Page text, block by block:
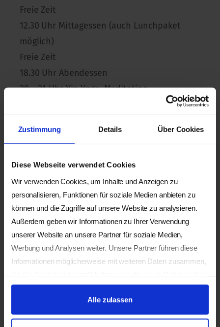
Zustimmung Details Über Cookies
Diese Webseite verwendet Cookies
Wir verwenden Cookies, um Inhalte und Anzeigen zu
personalisieren, Funktionen für soziale Medien anbieten zu
können und die Zugriffe auf unsere Website zu analysieren.
Außerdem geben wir Informationen zu Ihrer Verwendung
unserer Website an unsere Partner für soziale Medien,
Werbung und Analysen weiter. Unsere Partner führen diese
Informationen möglicherweise mit weiteren Daten zusammen,
Nutzung der Dienste gesammelt haben.
Alle zulassen
Freie Zeit
12.30 Uhr Mittagessen (auch Lunchpaket
möglich)
Freie Zeit
18.30 Uhr Abendessen
20 – 21 Uhr Yin Yoga, Meditation
8.00 Uhr Frühstück
Yoga
Freie Zeit
12.30 Uhr Mittagessen (auch Lunchpaket
Freie Zeit
18.30 Uhr Abendessen
20 – 21 Uhr Yin Yoga, Meditation und